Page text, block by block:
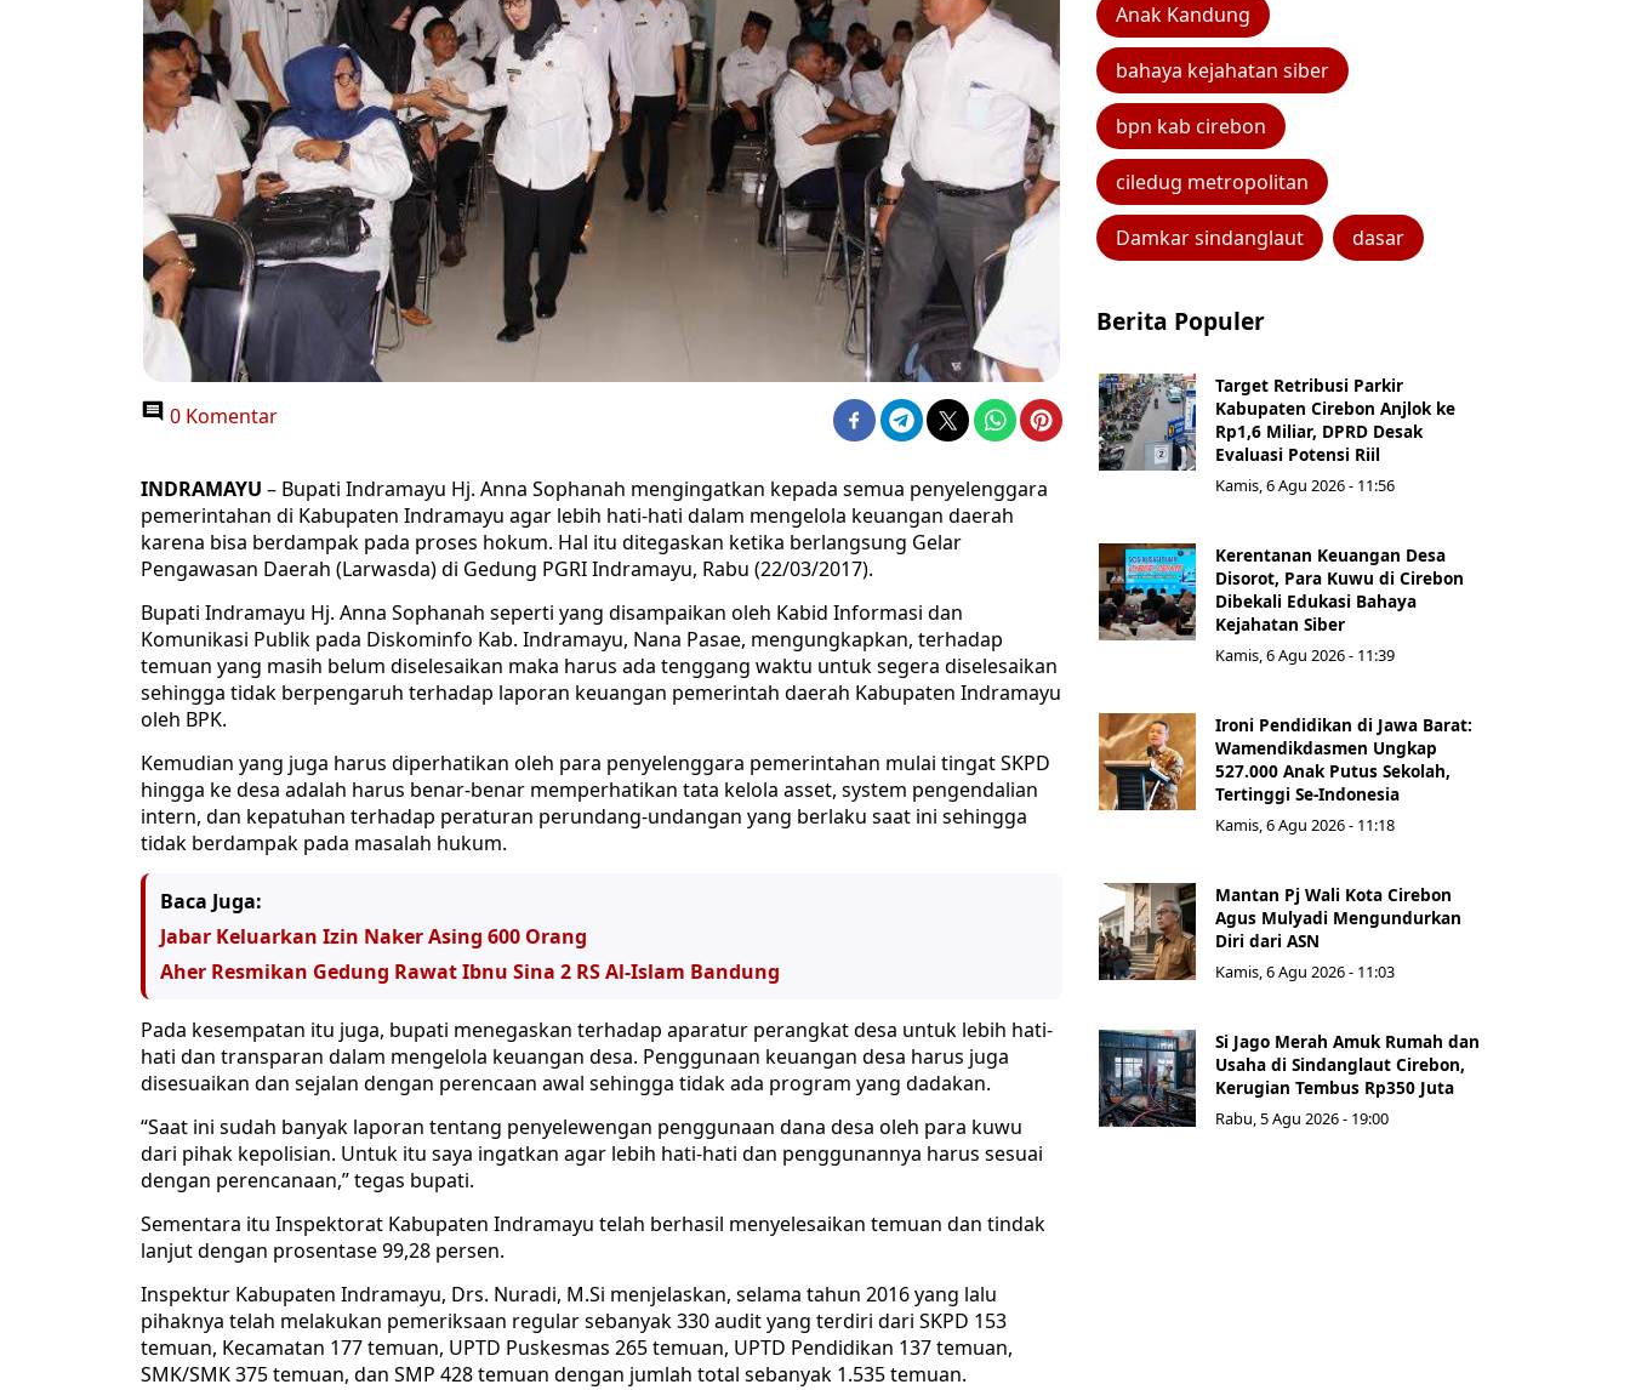
0 Komentar
INDRAMAYU – Bupati Indramayu Hj. Anna Sophanah mengingatkan kepada semua penyelenggara
pemerintahan di Kabupaten Indramayu agar lebih hati-hati dalam mengelola keuangan daerah
karena bisa berdampak pada proses hokum. Hal itu ditegaskan ketika berlangsung Gelar
Pengawasan Daerah (Larwasda) di Gedung PGRI Indramayu, Rabu (22/03/2017).
Bupati Indramayu Hj. Anna Sophanah seperti yang disampaikan oleh Kabid Informasi dan
Komunikasi Publik pada Diskominfo Kab. Indramayu, Nana Pasae, mengungkapkan, terhadap
temuan yang masih belum diselesaikan maka harus ada tenggang waktu untuk segera diselesaikan
sehingga tidak berpengaruh terhadap laporan keuangan pemerintah daerah Kabupaten Indramayu
oleh BPK.
Kemudian yang juga harus diperhatikan oleh para penyelenggara pemerintahan mulai tingat SKPD
hingga ke desa adalah harus benar-benar memperhatikan tata kelola asset, system pengendalian
intern, dan kepatuhan terhadap peraturan perundang-undangan yang berlaku saat ini sehingga
tidak berdampak pada masalah hukum.
Baca Juga:
Jabar Keluarkan Izin Naker Asing 600 Orang
Aher Resmikan Gedung Rawat Ibnu Sina 2 RS Al-Islam Bandung
Pada kesempatan itu juga, bupati menegaskan terhadap aparatur perangkat desa untuk lebih hati-
hati dan transparan dalam mengelola keuangan desa. Penggunaan keuangan desa harus juga
disesuaikan dan sejalan dengan perencaan awal sehingga tidak ada program yang dadakan.
“Saat ini sudah banyak laporan tentang penyelewengan penggunaan dana desa oleh para kuwu
dari pihak kepolisian. Untuk itu saya ingatkan agar lebih hati-hati dan penggunannya harus sesuai
dengan perencanaan,” tegas bupati.
Sementara itu Inspektorat Kabupaten Indramayu telah berhasil menyelesaikan temuan dan tindak
lanjut dengan prosentase 99,28 persen.
Inspektur Kabupaten Indramayu, Drs. Nuradi, M.Si menjelaskan, selama tahun 2016 yang lalu
pihaknya telah melakukan pemeriksaan regular sebanyak 330 audit yang terdiri dari SKPD 153
temuan, Kecamatan 177 temuan, UPTD Puskesmas 265 temuan, UPTD Pendidikan 137 temuan,
SMK/SMK 375 temuan, dan SMP 428 temuan dengan jumlah total sebanyak 1.535 temuan.
Anak Kandung
bahaya kejahatan siber
bpn kab cirebon
ciledug metropolitan
Damkar sindanglaut dasar
Berita Populer
Target Retribusi Parkir
Kabupaten Cirebon Anjlok ke
Rp1,6 Miliar, DPRD Desak
Evaluasi Potensi Riil
Kamis, 6 Agu 2026 - 11:56
Kerentanan Keuangan Desa
Disorot, Para Kuwu di Cirebon
Dibekali Edukasi Bahaya
Kejahatan Siber
Kamis, 6 Agu 2026 - 11:39
Ironi Pendidikan di Jawa Barat:
Wamendikdasmen Ungkap
527.000 Anak Putus Sekolah,
Tertinggi Se-Indonesia
Kamis, 6 Agu 2026 - 11:18
Mantan Pj Wali Kota Cirebon
Agus Mulyadi Mengundurkan
Diri dari ASN
Kamis, 6 Agu 2026 - 11:03
Si Jago Merah Amuk Rumah dan
Usaha di Sindanglaut Cirebon,
Kerugian Tembus Rp350 Juta
Rabu, 5 Agu 2026 - 19:00